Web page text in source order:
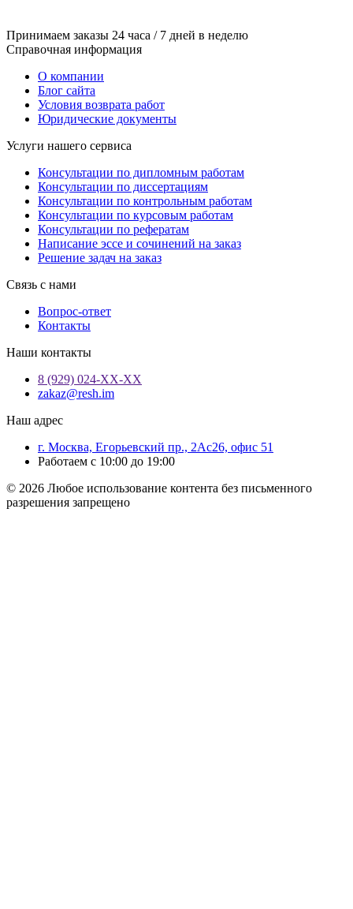
Принимаем заказы 24 часа / 7 дней в неделю
Справочная информация
О компании
Блог сайта
Условия возврата работ
Юридические документы
Услуги нашего сервиса
Консультации по дипломным работам
Консультации по диссертациям
Консультации по контрольным работам
Консультации по курсовым работам
Консультации по рефератам
Написание эссе и сочинений на заказ
Решение задач на заказ
Связь с нами
Вопрос-ответ
Контакты
Наши контакты
8 (929) 024-ХХ-ХХ
zakaz@resh.im
Наш адрес
г. Москва, Егорьевский пр., 2Ас26, офис 51
Работаем с 10:00 до 19:00
© 2026 Любое использование контента без письменного
разрешения запрещено